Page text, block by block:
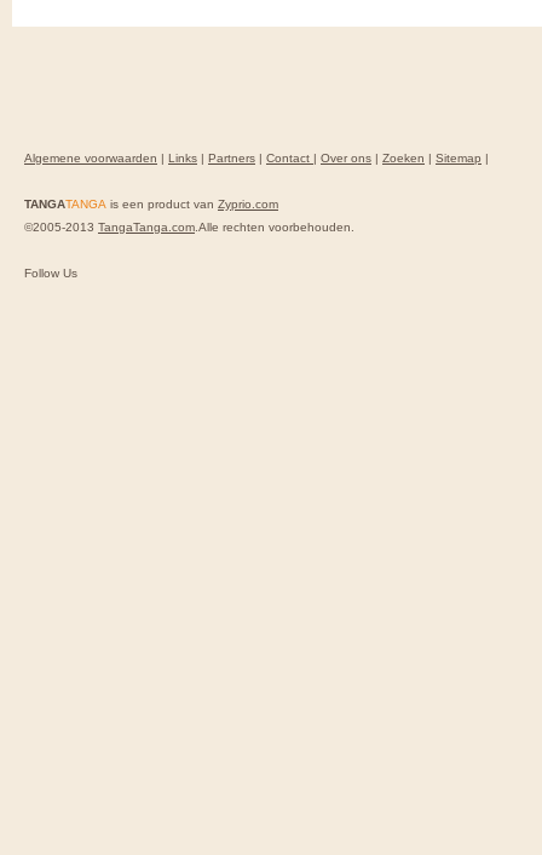
Algemene voorwaarden Links Partners Contact Over ons Zoeken Sitemap
TANGATANGA is een product van Zyprio.com
©2005-2013 TangaTanga.com.Alle rechten voorbehouden.
Follow Us